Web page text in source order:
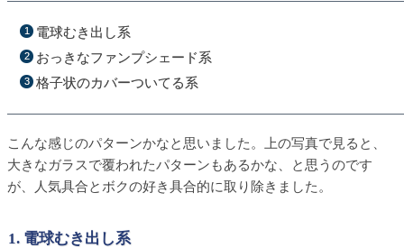
電球むき出し系
おっきなファンプシェード系
格子状のカバーついてる系
こんな感じのパターンかなと思いました。上の写真で見ると、
大きなガラスで覆われたパターンもあるかな、と思うのです
が、人気具合とボクの好き具合的に取り除きました。
1. 電球むき出し系